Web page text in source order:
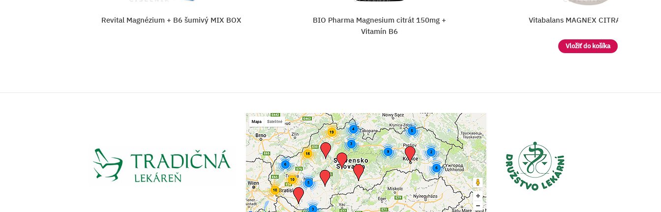
BIO Pharma Magnesium citrát 150mg +
Vitabalans MAGNEX CITRATE + B6 Biotter Horčík s vitamínom B6
Vložiť do košíka